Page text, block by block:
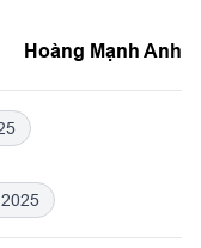
Hoàng Mạnh Anh